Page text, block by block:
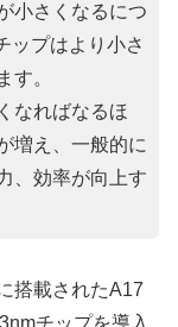
小さくなるにつ
ップはより小さ
す。
なればなるほ
増え、一般的に
、効率が向上す
搭載されたA17